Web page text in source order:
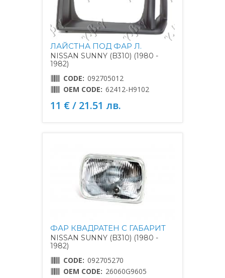
ЛАЙСТНА ПОД ФАР Л.
NISSAN SUNNY (B310) (1980 -
1982)
CODE: 092705012
OEM CODE: 62412-H9102
11 € / 21.51 лв.
ФАР КВАДРАТЕН С ГАБАРИТ
NISSAN SUNNY (B310) (1980 -
1982)
CODE: 092705270
OEM CODE: 26060G9605